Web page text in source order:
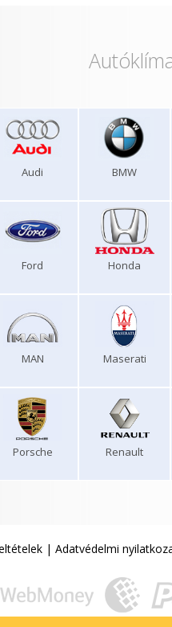
Audi BMW
Ford Honda
MAN Maserati
Porsche Renault
| Adatvédelmi